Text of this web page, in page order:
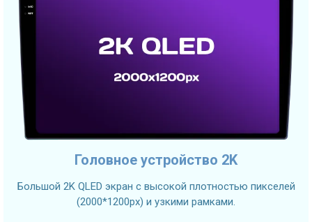
Головное устройство 2K
Большой 2K QLED экран с высокой плотностью пикселей
(2000*1200px) и узкими рамками.